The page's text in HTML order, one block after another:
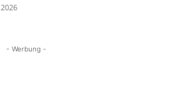
- Werbung -